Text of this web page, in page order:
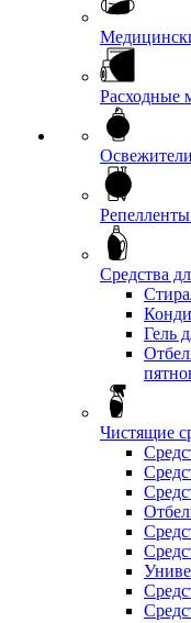
Расходные
Средства
Гель
Чистящие